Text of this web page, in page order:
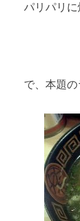
パリパリに
で、本題の